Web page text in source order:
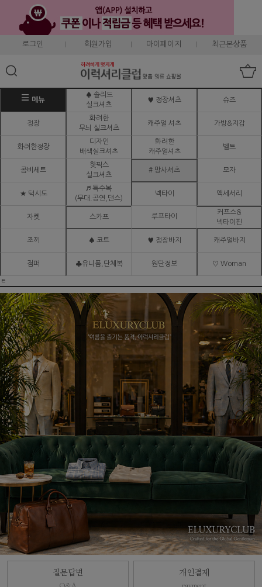
로그인 회원가입 마이페이지 최근본상품
메뉴
♠ 솔리드
실크셔츠
♥ 정장셔츠 슈즈
정장
화려한
무늬 실크셔츠
캐주얼 셔츠 가방&지갑
화려한정장
디자인
배색실크셔츠
화려한
캐주얼셔츠
벨트
콤비세트
핫픽스
실크셔츠
# 망사셔츠 모자
★ 턱시도
♬ 특수복
(무대.공연,댄스)
넥타이 액세서리
자켓 스카프 루프타이
커프스&
넥타이핀
조끼 ♠ 코트 ♥ 정장바지 캐주얼바지
점퍼 ♣유니폼,단체복 원단정보 ♡ Woman
ㅌ
질문답변 개인결제